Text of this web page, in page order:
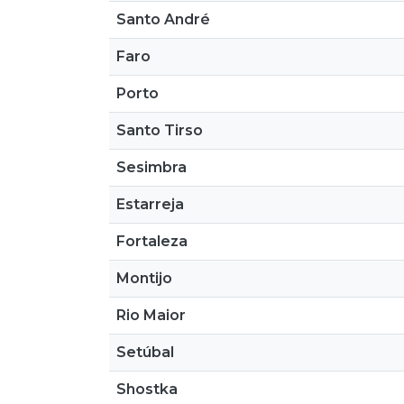
Santo André
Faro
Porto
Santo Tirso
Sesimbra
Estarreja
Fortaleza
Montijo
Rio Maior
Setúbal
Shostka